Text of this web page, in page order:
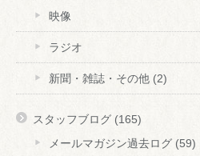
映像
ラジオ
新聞・雑誌・その他 (2)
スタッフブログ (165)
メールマガジン過去ログ (59)